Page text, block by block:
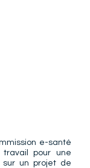
e-santé
pour une
sur un projet de